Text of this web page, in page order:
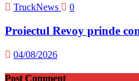
TruckNews 0
Proiectul Revoy prinde
04/08/2026
Post Comment